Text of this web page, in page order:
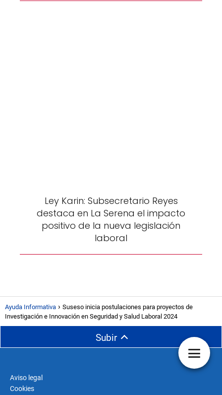
Ley Karin: Subsecretario Reyes
destaca en La Serena el impacto
positivo de la nueva legislación
laboral
Ayuda Informativa
Suseso inicia postulaciones para proyectos de
Investigación e Innovación en Seguridad y Salud Laboral 2024
Subir
Aviso legal
Cookies